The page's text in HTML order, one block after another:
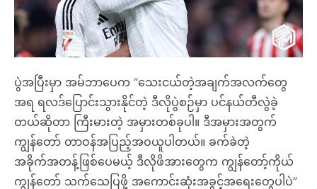
ပွဲအပြီးမှာ အမ်ဘာပေက “သေးငယ်တဲ့အချက်အလက်တွေ
အရ ရလဒ်ပြောင်းသွားနိုင်တဲ့ ဒီလိုပွဲစဉ်မှာ ပင်နယ်တီလွဲခဲ့
တယ်ဆိုတာ ကြီးမားတဲ့ အမှားတစ်ခုပါ။ ဒီအမှားအတွက်
ကျွန်တော် တာဝန်အပြည့်အဝယူပါတယ်။ ခက်ခဲတဲ့
အခိုက်အတန့်ဖြစ်ပေမယ့် ဒီလိုဖိအားတွေက ကျွန်တော့်ကိုယ်
ကျွန်တော် သက်သေပြဖို့ အကောင်းဆုံးအခွင့်အရေးတွေပါပဲ”